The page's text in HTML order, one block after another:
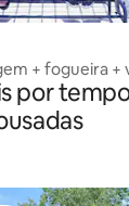
+ fogueira +
de
por